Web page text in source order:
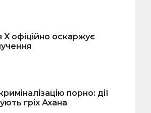
X офіційно оскаржує
порно: дії
гріх Ахана